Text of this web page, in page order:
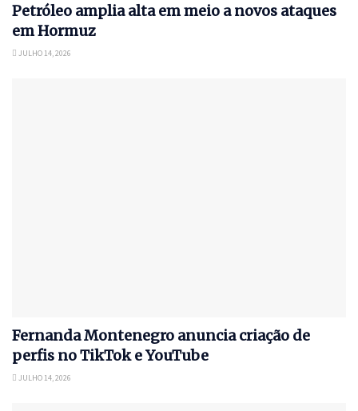
Petróleo amplia alta em meio a novos ataques
em Hormuz
JULHO 14, 2026
Fernanda Montenegro anuncia criação de
perfis no TikTok e YouTube
JULHO 14, 2026